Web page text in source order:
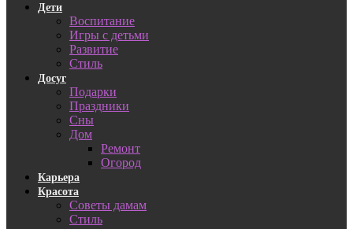
Дети
Воспитание
Игры с детьми
Развитие
Стиль
Досуг
Подарки
Праздники
Сны
Дом
Ремонт
Огород
Карьера
Красота
Советы дамам
Стиль